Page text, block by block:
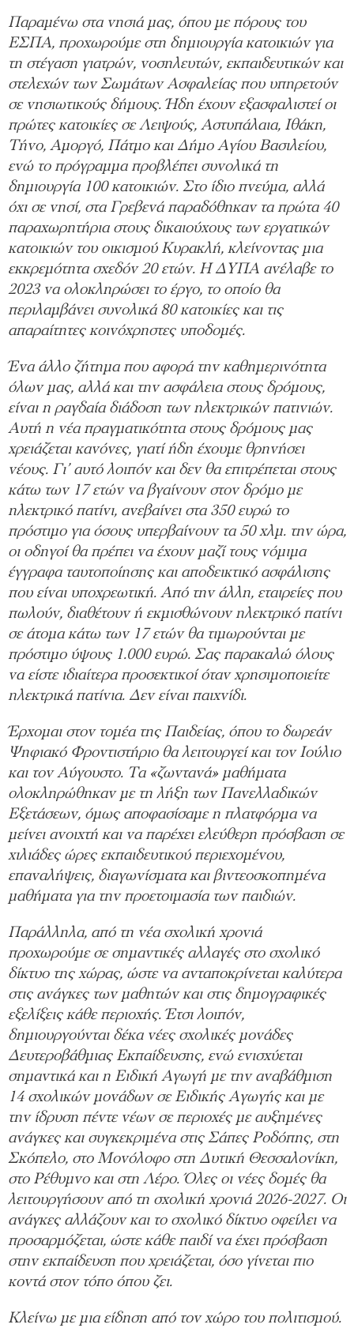
Παραμένω στα νησιά μας, όπου με πόρους του
ΕΣΠΑ, προχωρούμε στη δημιουργία κατοικιών για
τη στέγαση γιατρών, νοσηλευτών, εκπαιδευτικών και
στελεχών των Σωμάτων Ασφαλείας που υπηρετούν
σε νησιωτικούς δήμους. Ήδη έχουν εξασφαλιστεί οι
πρώτες κατοικίες σε Λειψούς, Αστυπάλαια, Ιθάκη,
Τήνο, Αμοργό, Πάτμο και Δήμο Αγίου Βασιλείου,
ενώ το πρόγραμμα προβλέπει συνολικά τη
δημιουργία 100 κατοικιών. Στο ίδιο πνεύμα, αλλά
όχι σε νησί, στα Γρεβενά παραδόθηκαν τα πρώτα 40
παραχωρητήρια στους δικαιούχους των εργατικών
κατοικιών του οικισμού Κυρακλή, κλείνοντας μια
εκκρεμότητα σχεδόν 20 ετών. Η ΔΥΠΑ ανέλαβε το
2023 να ολοκληρώσει το έργο, το οποίο θα
περιλαμβάνει συνολικά 80 κατοικίες και τις
απαραίτητες κοινόχρηστες υποδομές.
Ένα άλλο ζήτημα που αφορά την καθημερινότητα
όλων μας, αλλά και την ασφάλεια στους δρόμους,
είναι η ραγδαία διάδοση των ηλεκτρικών πατινιών.
Αυτή η νέα πραγματικότητα στους δρόμους μας
χρειάζεται κανόνες, γιατί ήδη έχουμε θρηνήσει
νέους. Γι’ αυτό λοιπόν και δεν θα επιτρέπεται στους
κάτω των 17 ετών να βγαίνουν στον δρόμο με
ηλεκτρικό πατίνι, ανεβαίνει στα 350 ευρώ το
πρόστιμο για όσους υπερβαίνουν τα 50 χλμ. την ώρα,
οι οδηγοί θα πρέπει να έχουν μαζί τους νόμιμα
έγγραφα ταυτοποίησης και αποδεικτικό ασφάλισης
που είναι υποχρεωτική. Από την άλλη, εταιρείες που
πωλούν, διαθέτουν ή εκμισθώνουν ηλεκτρικό πατίνι
σε άτομα κάτω των 17 ετών θα τιμωρούνται με
πρόστιμο ύψους 1.000 ευρώ. Σας παρακαλώ όλους
να είστε ιδιαίτερα προσεκτικοί όταν χρησιμοποιείτε
ηλεκτρικά πατίνια. Δεν είναι παιχνίδι.
Έρχομαι στον τομέα της Παιδείας, όπου το δωρεάν
Ψηφιακό Φροντιστήριο θα λειτουργεί και τον Ιούλιο
και τον Αύγουστο. Τα «ζωντανά» μαθήματα
ολοκληρώθηκαν με τη λήξη των Πανελλαδικών
Εξετάσεων, όμως αποφασίσαμε η πλατφόρμα να
μείνει ανοιχτή και να παρέχει ελεύθερη πρόσβαση σε
χιλιάδες ώρες εκπαιδευτικού περιεχομένου,
επαναλήψεις, διαγωνίσματα και βιντεοσκοπημένα
μαθήματα για την προετοιμασία των παιδιών.
Παράλληλα, από τη νέα σχολική χρονιά
προχωρούμε σε σημαντικές αλλαγές στο σχολικό
δίκτυο της χώρας, ώστε να ανταποκρίνεται καλύτερα
στις ανάγκες των μαθητών και στις δημογραφικές
εξελίξεις κάθε περιοχής. Έτσι λοιπόν,
δημιουργούνται δέκα νέες σχολικές μονάδες
Δευτεροβάθμιας Εκπαίδευσης, ενώ ενισχύεται
σημαντικά και η Ειδική Αγωγή με την αναβάθμιση
14 σχολικών μονάδων σε Ειδικής Αγωγής και με
την ίδρυση πέντε νέων σε περιοχές με αυξημένες
ανάγκες και συγκεκριμένα στις Σάπες Ροδόπης, στη
Σκόπελο, στο Μονόλοφο στη Δυτική Θεσσαλονίκη,
στο Ρέθυμνο και στη Λέρο. Όλες οι νέες δομές θα
λειτουργήσουν από τη σχολική χρονιά 2026-2027. Οι
ανάγκες αλλάζουν και το σχολικό δίκτυο οφείλει να
προσαρμόζεται, ώστε κάθε παιδί να έχει πρόσβαση
στην εκπαίδευση που χρειάζεται, όσο γίνεται πιο
κοντά στον τόπο όπου ζει.
Κλείνω με μια είδηση από τον χώρο του πολιτισμού.